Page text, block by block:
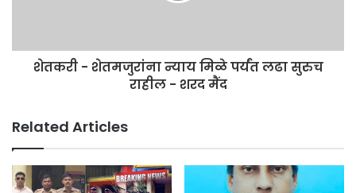
शेतकरी - शेतमजुरांना न्याय मिळे पर्यंत लढा सुरुच
राहील - शरद मैंद
Related Articles